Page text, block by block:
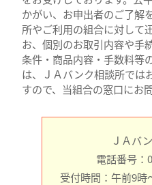
かがい、お申出者のご了解
所やご利用の組合に対して
お、個別のお取引内容や手
条件・商品内容・手数料等
は、ＪＡバンク相談所では
すので、当組合の窓口にお
ＪＡバ
電話番号：
受付時間：午前9時